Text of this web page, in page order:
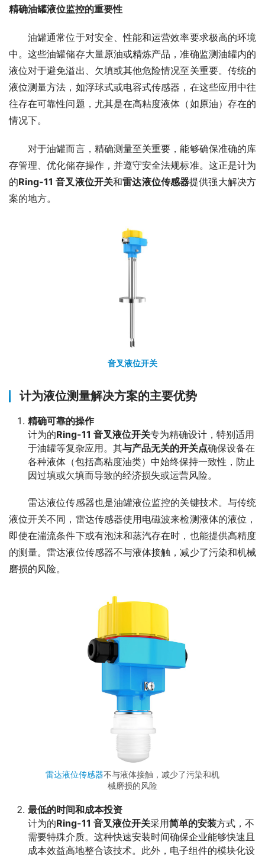
精确油罐液位监控的重要性
油罐通常位于对安全、性能和运营效率要求极高的环境
中。这些油罐储存大量原油或精炼产品，准确监测油罐内的
液位对于避免溢出、欠填或其他危险情况至关重要。传统的
液位测量方法，如浮球式或电容式传感器，在这些应用中往
往存在可靠性问题，尤其是在高粘度液体（如原油）存在的
情况下。
对于油罐而言，精确测量至关重要，能够确保准确的库
存管理、优化储存操作，并遵守安全法规标准。这正是计为
的Ring-11 音叉液位开关和雷达液位传感器提供强大解决方
案的地方。
音叉液位开关
计为液位测量解决方案的主要优势
精确可靠的操作
计为的Ring-11 音叉液位开关专为精确设计，特别适用
于油罐等复杂应用。其与产品无关的开关点确保设备在
各种液体（包括高粘度油类）中始终保持一致性，防止
因过填或欠填而导致的经济损失或运营风险。
雷达液位传感器也是油罐液位监控的关键技术。与传统
液位开关不同，雷达传感器使用电磁波来检测液体的液位，
即使在湍流条件下或有泡沫和蒸汽存在时，也能提供高精度
的测量。雷达液位传感器不与液体接触，减少了污染和机械
磨损的风险。
雷达液位传感器不与液体接触，减少了污染和机
械磨损的风险
最低的时间和成本投资
计为的Ring-11 音叉液位开关采用简单的安装方式，不
需要特殊介质。这种快速安装时间确保企业能够快速且
成本效益高地整合该技术。此外，电子组件的模块化设